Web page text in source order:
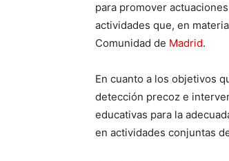
para promover
actividades que, en
Comunidad de Madrid.
En cuanto a los objetivos
detección precoz e
educativas para la
en actividades conjuntas